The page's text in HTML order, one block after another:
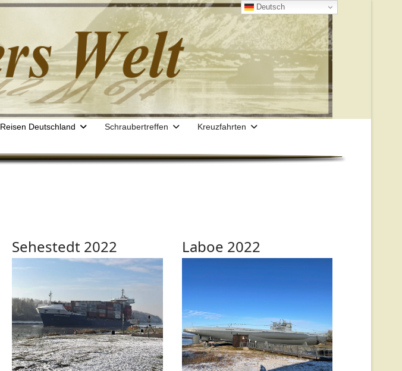
Reisen Deutschland Schraubertreffen
Kreuzfahrten
Deutsch
Sehestedt 2022 Laboe 2022